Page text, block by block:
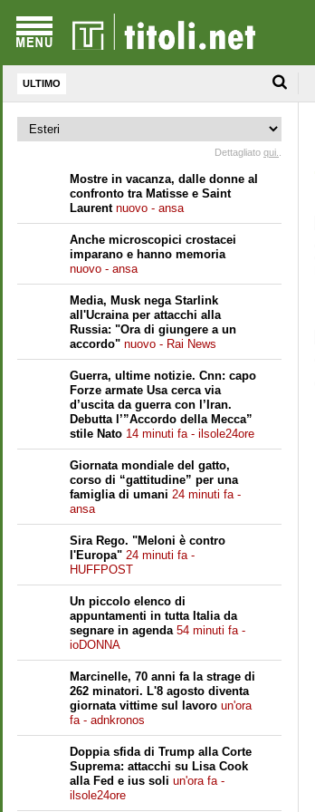
ULTIMO
Dettagliato qui.
Mostre in vacanza, dalle donne al
confronto tra Matisse e Saint
Laurent nuovo - ansa
Anche microscopici crostacei
imparano e hanno memoria
nuovo - ansa
Media, Musk nega Starlink
all'Ucraina per attacchi alla
Russia: "Ora di giungere a un
accordo" nuovo - Rai News
Guerra, ultime notizie. Cnn: capo
Forze armate Usa cerca via
d’uscita da guerra con l’Iran.
Debutta l’”Accordo della Mecca”
stile Nato 14 minuti fa - ilsole24ore
Giornata mondiale del gatto,
corso di “gattitudine” per una
famiglia di umani 24 minuti fa -
ansa
Sira Rego. "Meloni è contro
l'Europa" 24 minuti fa -
HUFFPOST
Un piccolo elenco di
appuntamenti in tutta Italia da
segnare in agenda 54 minuti fa -
ioDONNA
Marcinelle, 70 anni fa la strage di
262 minatori. L'8 agosto diventa
giornata vittime sul lavoro un'ora
fa - adnkronos
Doppia sfida di Trump alla Corte
Suprema: attacchi su Lisa Cook
alla Fed e ius soli un'ora fa -
ilsole24ore